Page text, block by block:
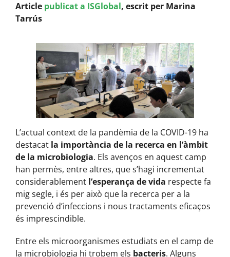
Article publicat a ISGlobal, escrit per Marina
Tarrús
L’actual context de la pandèmia de la COVID-19 ha
destacat la importància de la recerca en l’àmbit
de la microbiologia. Els avenços en aquest camp
han permès, entre altres, que s’hagi incrementat
considerablement l’esperança de vida respecte fa
mig segle, i és per això que la recerca per a la
prevenció d’infeccions i nous tractaments eficaços
és imprescindible.
Entre els microorganismes estudiats en el camp de
la microbiologia hi trobem els bacteris. Alguns